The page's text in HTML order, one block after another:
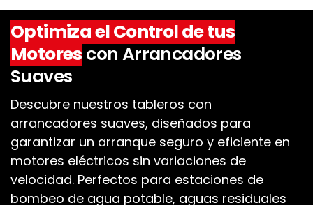
Optimiza el Control de tus
Motores con Arrancadores
Suaves
Descubre nuestros tableros con
arrancadores suaves, diseñados para
garantizar un arranque seguro y eficiente en
motores eléctricos sin variaciones de
velocidad. Perfectos para estaciones de
bombeo de agua potable, aguas residuales